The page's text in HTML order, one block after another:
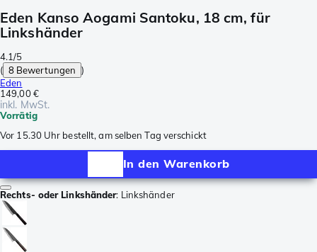
Eden Kanso Aogami Santoku, 18 cm, für
Linkshänder
4.1/5
( 8 Bewertungen )
Eden
149,00 €
inkl. MwSt.
Vorrätig
Vor 15.30 Uhr bestellt, am selben Tag verschickt
In den Warenkorb
Rechts- oder Linkshänder: Linkshänder